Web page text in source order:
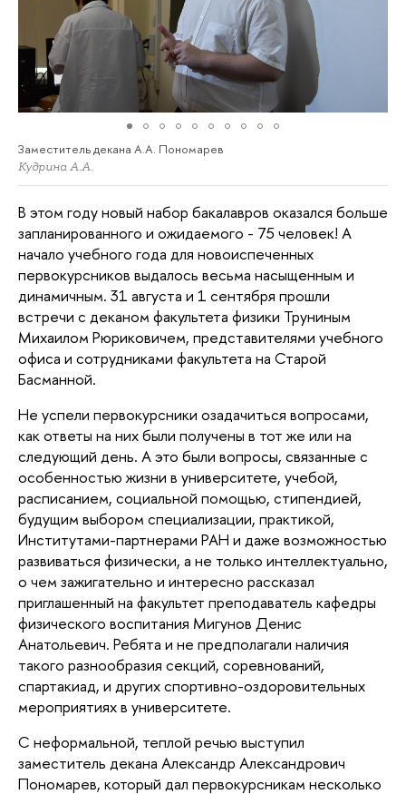
Заместитель декана А.А. Пономарев
Кудрина А.А.
В этом году новый набор бакалавров оказался больше
запланированного и ожидаемого - 75 человек! А
начало учебного года для новоиспеченных
первокурсников выдалось весьма насыщенным и
динамичным. 31 августа и 1 сентября прошли
встречи с деканом факультета физики Труниным
Михаилом Рюриковичем, представителями учебного
офиса и сотрудниками факультета на Старой
Басманной.
Не успели первокурсники озадачиться вопросами,
как ответы на них были получены в тот же или на
следующий день. А это были вопросы, связанные с
особенностью жизни в университете, учебой,
расписанием, социальной помощью, стипендией,
будущим выбором специализации, практикой,
Институтами-партнерами РАН и даже возможностью
развиваться физически, а не только интеллектуально,
о чем зажигательно и интересно рассказал
приглашенный на факультет преподаватель кафедры
физического воспитания Мигунов Денис
Анатольевич. Ребята и не предполагали наличия
такого разнообразия секций, соревнований,
спартакиад, и других спортивно-оздоровительных
мероприятиях в университете.
С неформальной, теплой речью выступил
заместитель декана Александр Александрович
Пономарев, который дал первокурсникам несколько